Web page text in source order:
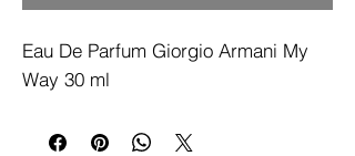
Eau De Parfum Giorgio Armani My
Way 30 ml